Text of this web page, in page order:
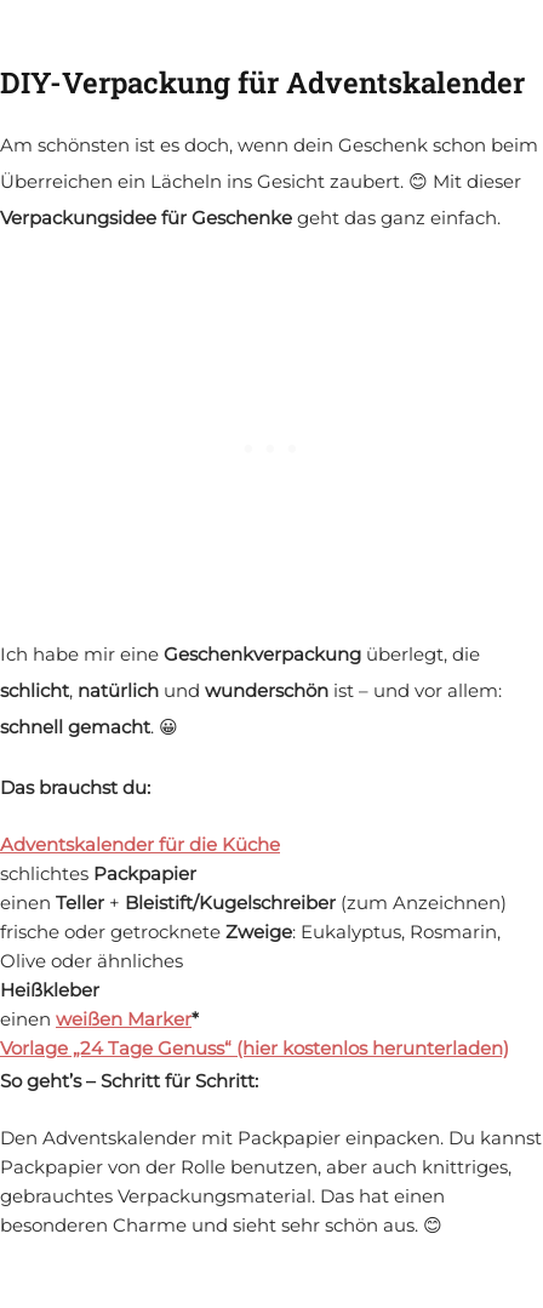
DIY-Verpackung für Adventskalender
Am schönsten ist es doch, wenn dein Geschenk schon beim
Überreichen ein Lächeln ins Gesicht zaubert. 😊 Mit dieser
Verpackungsidee für Geschenke geht das ganz einfach.
Ich habe mir eine Geschenkverpackung überlegt, die
schlicht, natürlich und wunderschön ist – und vor allem:
schnell gemacht. 😀
Das brauchst du:
Adventskalender für die Küche
schlichtes Packpapier
einen Teller + Bleistift/Kugelschreiber (zum Anzeichnen)
frische oder getrocknete Zweige: Eukalyptus, Rosmarin,
Olive oder ähnliches
Heißkleber
einen weißen Marker*
Vorlage „24 Tage Genuss“ (hier kostenlos herunterladen)
So geht’s – Schritt für Schritt:
Den Adventskalender mit Packpapier einpacken. Du kannst
Packpapier von der Rolle benutzen, aber auch knittriges,
gebrauchtes Verpackungsmaterial. Das hat einen
besonderen Charme und sieht sehr schön aus. 😊